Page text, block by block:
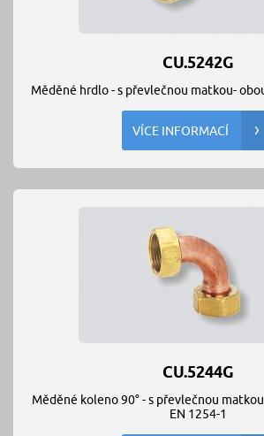
CU.5242G
Měděné hrdlo - s převlečnou matkou-
VÍCE INFORMACÍ
CU.5244G
Měděné koleno 90° - s převlečnou
EN 1254-1